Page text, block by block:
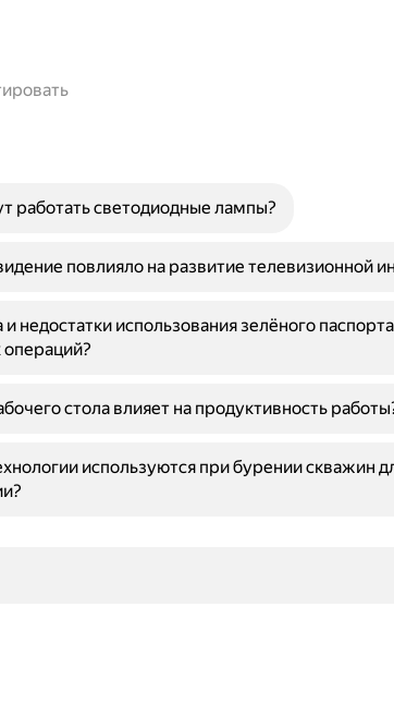
работать светодиодные лампы?
повлияло на развитие телевизионной
недостатки использования зелёного
стола влияет на продуктивность
используются при бурении скважин